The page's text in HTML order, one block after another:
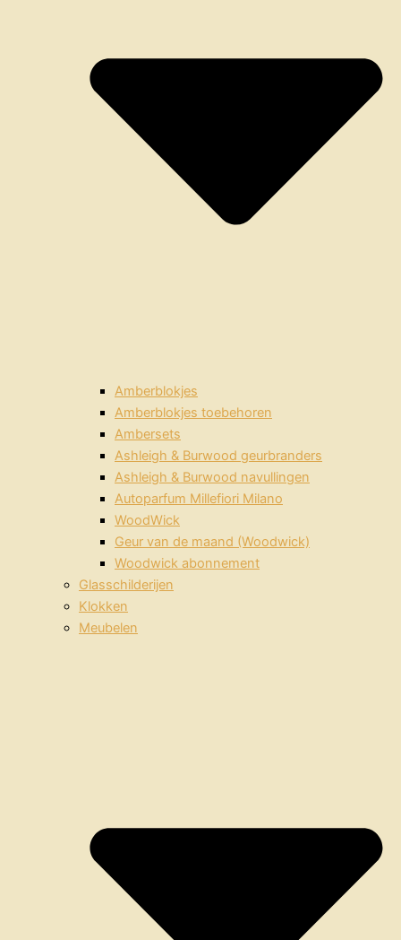
Amberblokjes
Amberblokjes toebehoren
Ambersets
Ashleigh & Burwood geurbranders
Ashleigh & Burwood navullingen
Autoparfum Millefiori Milano
WoodWick
Geur van de maand (Woodwick)
Woodwick abonnement
Glasschilderijen
Klokken
Meubelen